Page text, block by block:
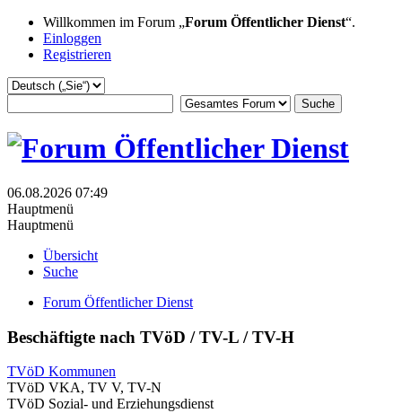
Willkommen im Forum „Forum Öffentlicher Dienst“.
Einloggen
Registrieren
06.08.2026 07:49
Hauptmenü
Hauptmenü
Übersicht
Suche
Forum Öffentlicher Dienst
Beschäftigte nach TVöD / TV-L / TV-H
TVöD Kommunen
TVöD VKA, TV V, TV-N
TVöD Sozial- und Erziehungsdienst